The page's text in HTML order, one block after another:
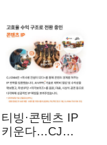
티빙·콘텐츠 IP
키운다…CJ